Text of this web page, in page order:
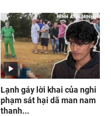
Lạnh gáy lời khai của nghi
phạm sát hại dã man nam
thanh...